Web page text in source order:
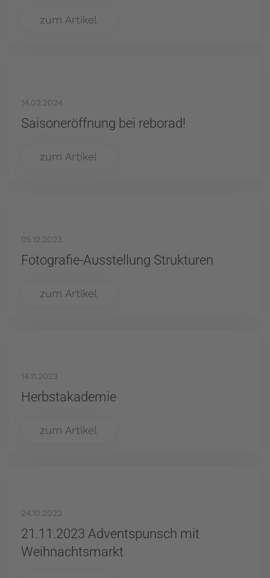
zum Artikel
14.02.2024
Saisoneröffnung bei reborad!
zum Artikel
05.12.2023
Fotografie-Ausstellung Strukturen
zum Artikel
14.11.2023
Herbstakademie
zum Artikel
24.10.2023
21.11.2023 Adventspunsch mit
Weihnachtsmarkt